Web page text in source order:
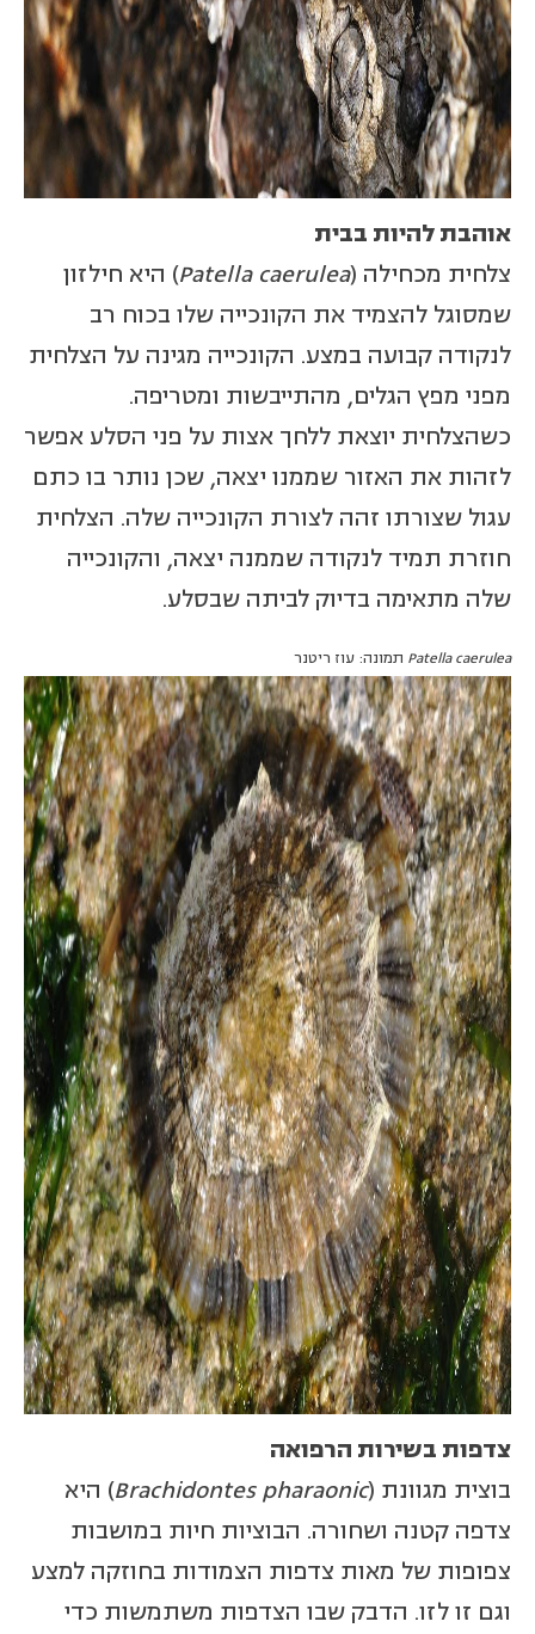
אוהבת להיות בבית
צלחית מכחילה (Patella caerulea) היא חילזון
שמסוגל להצמיד את הקונכייה שלו בכוח רב
לנקודה קבועה במצע. הקונכייה מגינה על הצלחית
מפני מפץ הגלים, מהתייבשות ומטריפה.
כשהצלחית יוצאת ללחך אצות על פני הסלע אפשר
לזהות את האזור שממנו יצאה, שכן נותר בו כתם
עגול שצורתו זהה לצורת הקונכייה שלה. הצלחית
חוזרת תמיד לנקודה שממנה יצאה, והקונכייה
שלה מתאימה בדיוק לביתה שבסלע.
Patella caerulea תמונה: עוז ריטנר
צדפות בשירות הרפואה
בוצית מגוונת (Brachidontes pharaonic) היא
צדפה קטנה ושחורה. הבוציות חיות במושבות
צפופות של מאות צדפות הצמודות בחוזקה למצע
וגם זו לזו. הדבק שבו הצדפות משתמשות כדי